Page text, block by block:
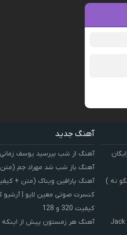
نه )
آهنگ بی کلام سریال فرام Que Sera, Sera از Jack
آهنگ جدید
آهنگ از شب بپرسید یوسف
آهنگ باز شب شد مهراد جم
آهنگ پارافین ویناک (متن +
کنسرت صوتی معین لایو | آرشیو
کیفیت 320 و 128
آهنگ هر زمستون پیش از اینکه